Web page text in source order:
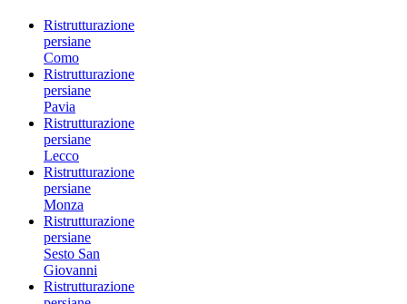
Ristrutturazione
persiane
Como
Ristrutturazione
persiane
Pavia
Ristrutturazione
persiane
Lecco
Ristrutturazione
persiane
Monza
Ristrutturazione
persiane
Sesto San
Giovanni
Ristrutturazione